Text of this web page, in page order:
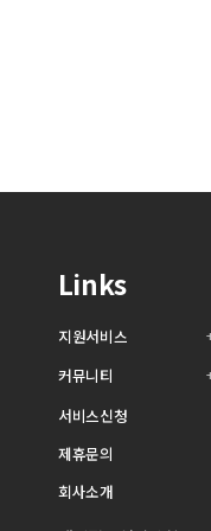
Links
지원서비스
커뮤니티
서비스신청
제휴문의
회사소개